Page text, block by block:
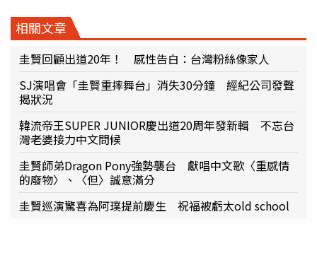
相關文章
圭賢回顧出道20年！ 感性告白：台灣粉絲像家人
SJ演唱會「圭賢重摔舞台」消失30分鐘 經紀公司發聲
揭狀況
韓流帝王SUPER JUNIOR慶出道20周年發新輯 不忘台
灣老婆接力中文問候
圭賢師弟Dragon Pony強勢襲台 獻唱中文歌〈重感情
的廢物〉、〈但〉誠意滿分
圭賢巡演驚喜為阿璞提前慶生 祝福被虧太old school